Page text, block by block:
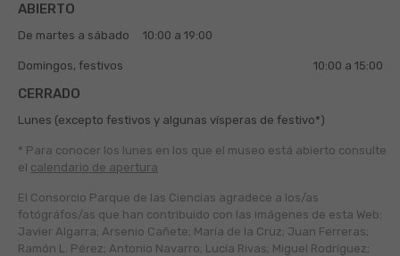
ABIERTO
De martes a sábado 10:00 a 19:00
Domingos, festivos 10:00 a 15:00
CERRADO
Lunes (excepto festivos y algunas vísperas de festivo*)
* Para conocer los lunes en los que el museo está abierto consulte
el calendario de apertura
El Consorcio Parque de las Ciencias agradece a los/as
fotógráfos/as que han contribuido con las imágenes de esta Web:
Javier Algarra; Arsenio Cañete; María de la Cruz; Juan Ferreras;
Ramón L. Pérez; Antonio Navarro; Lucía Rivas; Miguel Rodríguez;